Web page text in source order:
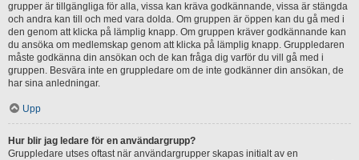
grupper är tillgängliga för alla, vissa kan kräva godkännande, vissa är stängda
och andra kan till och med vara dolda. Om gruppen är öppen kan du gå med i
den genom att klicka på lämplig knapp. Om gruppen kräver godkännande kan
du ansöka om medlemskap genom att klicka på lämplig knapp. Gruppledaren
måste godkänna din ansökan och de kan fråga dig varför du vill gå med i
gruppen. Besvära inte en gruppledare om de inte godkänner din ansökan, de
har sina anledningar.
Upp
Hur blir jag ledare för en användargrupp?
Gruppledare utses oftast när användargrupper skapas initialt av en